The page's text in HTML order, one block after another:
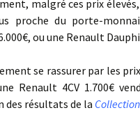
malgré ces prix élevés,
proche du porte-
ou une Renault
se rassurer par les prix
Renault 4CV 1.700€
résultats de la